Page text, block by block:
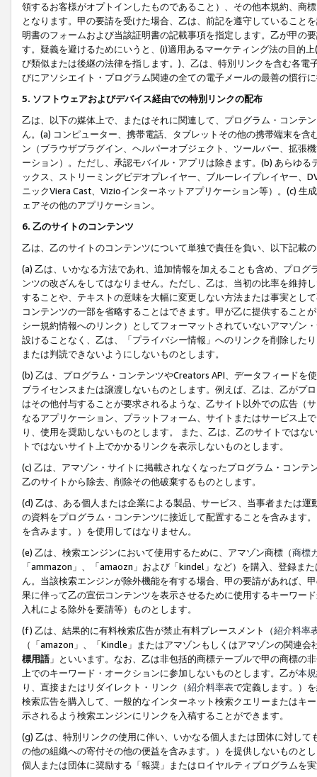
領するお客様がオプトインしたものであること）、その他本規約、商
となります。甲の要請を受けた場合、乙は、前記を遵守していること
明書のフォームおよび当該証明書の記載事項を指定します。乙が甲の
す。疑義を避けるためにいうと、(i)適用あるマーケティング法の目的
び類似または後継の法律を指します。)、乙は、特別リンクを含む各
びにアソシエイト・プログラム関連の全ての電子メールの最善の慣行
5. ソフトウェアおよびデバイス経由での特別リンクの配布
乙は、以下の媒体上で、またはそれに関連して、プログラム・コンテ
ん。(a) コンピューター、携帯電話、タブレットその他の携帯端末を
ン（ブラウザプラグイン、ヘルパーオブジェクト、ツールバー、拡張
ーション）。ただし、承認モバイル・アプリは除きます。(b) あらゆ
ックス、ストリーミングビデオプレイヤー、ブルーレイプレイヤー、
ニックViera Cast、Vizioインターネットアプリケーション等）。(c)
ェアその他のアプリケーション。
6. 乙のサイトのコンテンツ
乙は、乙のサイトのコンテンツについて単独で責任を負い、以下記載
(a) 乙は、いかなる方法であれ、追加情報を加えることも含め、プロ
ンツの改ざんをしてはなりません。ただし、乙は、当初の比率を維持
することや、テキストの意味を大幅に変更しない方法または事実とし
コンテンツの一部を省略することはできます。甲が乙に提供すること
シー規約情報へのリンク）としてフォーマットされていないアマゾン
設けることなく、乙は、「プライバシー情報」へのリンクを削除した
または判読できないようにしないものとします。
(b) 乙は、プログラム・コンテンツやCreators API、データフィード
ブライセンスまたは譲渡しないものとします。例えば、乙は、乙がプ
はその他付与することが要求されるような、乙サイト以外での広告（
なるアプリケーション、プラットフォーム、サイトまたはサービス上
り、使用を奨励しないものとします。 また、乙は、乙のサイトでは
トではないサイト上でかかるリンクを表示しないものとします。
(c) 乙は、アマゾン・サイトに掲載されなくなったプログラム・コン
乙のサイトから除去、削除その他破棄するものとします。
(d) 乙は、ある個人または企業による製品、サービス、当事者または
の資料をプログラム・コンテンツに接近して配置することを含みます
を含みます。）を使用してはなりません。
(e) 乙は、検索エンジンにおいて使用するために、アマゾン商標（商標
「ammazon」、「amaozn」および「kindel」など）を購入、登録ま
ん。当該検索エンジンが除外機能を有する場合、甲の要請があれば、
果に伴って乙の宣伝コンテンツを表示させるために使用するキーワー
入札による除外を要請等）ものとします。
(f) 乙は、結果的に有料検索広告が禁止有料プレースメント（紹介料率
（「amazon」、「Kindle」またはアマゾンもしくはアマゾンの関連
標用語」といいます。なお、乙は非包括的商標テーブルで甲の商標の
上でのキーワード・オークションに参加しないものとします。乙が本
り、直接またはリダイレクト・リンク（紹介料率表で定義します。）
検索広告を購入して、一般的なインターネット検索クエリーまたはキ
示されるよう検索エンジンにリンクを入稿することができます。
(g) 乙は、特別リンクの使用に伴い、いかなる個人または団体に対し
の他の組織への寄付その他の便益を含みます。）を提供しないものと
個人または団体に奨励する「報奨」またはロイヤルティプログラムを